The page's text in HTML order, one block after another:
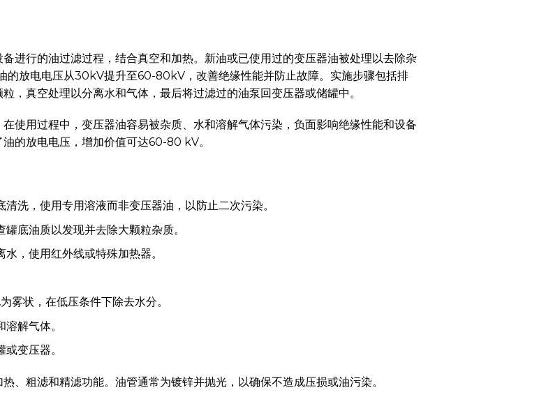
进行的油过滤过程，结合真空和加热。新油或已使用过的变压器油被处理以去除杂
的放电电压从30kV提升至60-80kV，改善绝缘性能并防止故障。实施步骤包括排
，真空处理以分离水和气体，最后将过滤过的油泵回变压器或储罐中。
使用过程中，变压器油容易被杂质、水和溶解气体污染，负面影响绝缘性能和设备
的放电电压，增加价值可达60-80 kV。
洗，使用专用溶液而非变压器油，以防止二次污染。
底油质以发现并去除大颗粒杂质。
，使用红外线或特殊加热器。
雾状，在低压条件下除去水分。
解气体。
变压器。
、粗滤和精滤功能。油管通常为镀锌并抛光，以确保不造成压损或油污染。